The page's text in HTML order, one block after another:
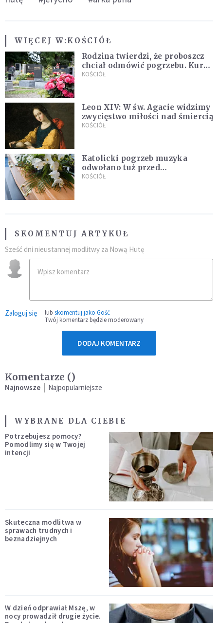
WIĘCEJ W:KOŚCIÓŁ
Rodzina twierdzi, że proboszcz
chciał odmówić pogrzebu. Kuria
zapowiada wyjaśnienia
KOŚCIÓŁ
Leon XIV: W św. Agacie widzimy
zwycięstwo miłości nad śmiercią
KOŚCIÓŁ
Katolicki pogrzeb muzyka
odwołano tuż przed
uroczystością. Powodem była
KOŚCIÓŁ
SKOMENTUJ ARTYKUŁ
Sześć dni nieustannej modlitwy za Nową Hutę
Zaloguj się lub skomentuj jako Gość
Twój komentarz będzie moderowany
DODAJ KOMENTARZ
Komentarze ()
Najnowsze Najpopularniejsze
WYBRANE DLA CIEBIE
Potrzebujesz pomocy?
Pomodlimy się w Twojej
intencji
Skuteczna modlitwa w
sprawach trudnych i
beznadziejnych
W dzień odprawiał Mszę, w
nocy prowadził drugie życie.